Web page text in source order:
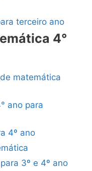
terceiro ano
4°
matemática
ano para
4º ano
3º e 4º ano